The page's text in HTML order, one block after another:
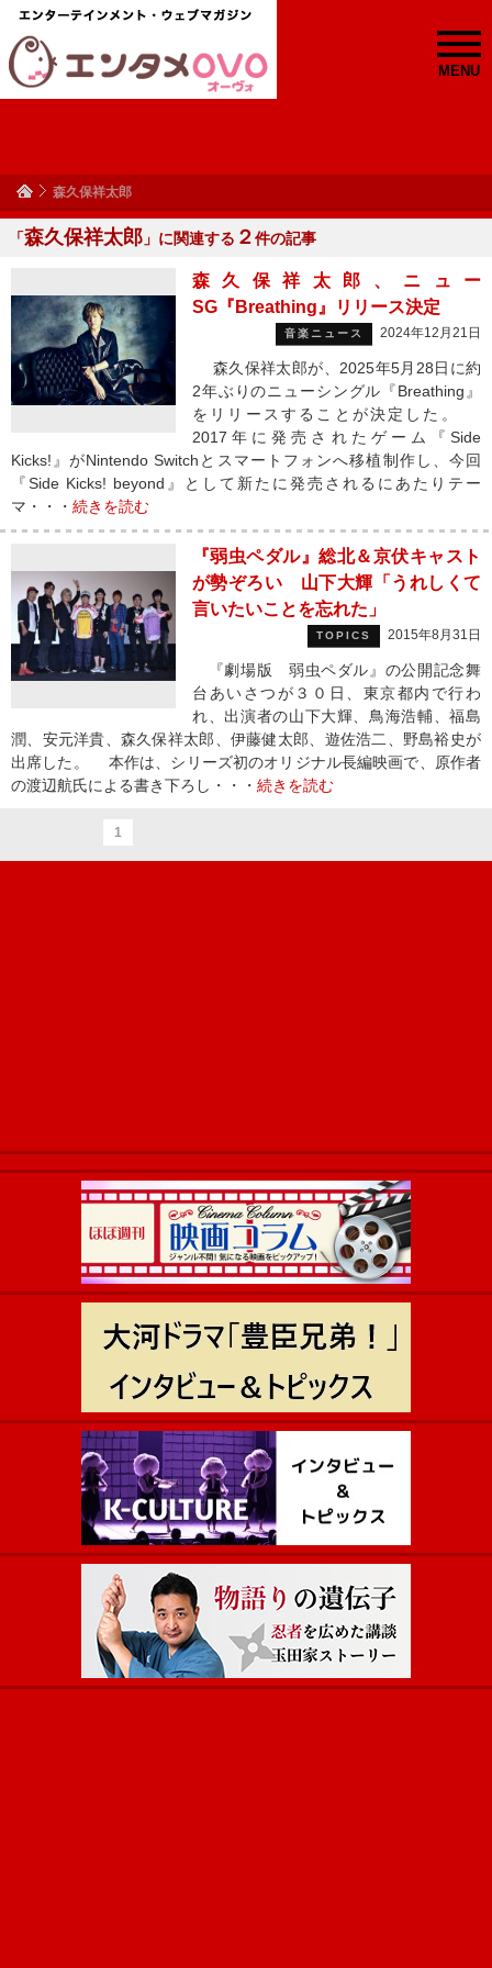
MENU
森久保祥太郎
「森久保祥太郎 」に関連する ２件の記事
森久保祥太郎、ニュー
SG『Breathing』リリース決定
音楽ニュース 2024年12月21日
森久保祥太郎が、2025年5月28日に約
2年ぶりのニューシングル『Breathing』
をリリースすることが決定した。
2017年に発売されたゲーム『Side
Kicks!』がNintendo Switchとスマートフォンへ移植制作し、今回
『Side Kicks! beyond』として新たに発売されるにあたりテー
マ・・・ 続きを読む
『弱虫ペダル』総北＆京伏キャスト
が勢ぞろい 山下大輝「うれしくて
言いたいことを忘れた」
TOPICS 2015年8月31日
『劇場版 弱虫ペダル』の公開記念舞
台あいさつが３０日、東京都内で行わ
れ、出演者の山下大輝、鳥海浩輔、福島
潤、安元洋貴、森久保祥太郎、伊藤健太郎、遊佐浩二、野島裕史が
出席した。 本作は、シリーズ初のオリジナル長編映画で、原作者
の渡辺航氏による書き下ろし・・・ 続きを読む
1